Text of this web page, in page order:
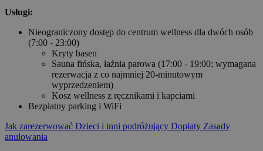
Usługi:
Nieograniczony dostęp do centrum wellness dla dwóch osób
(7:00 - 23:00)
Kryty basen
Sauna fińska, łaźnia parowa (17:00 - 19:00; wymagana
rezerwacja z co najmniej 20-minutowym
wyprzedzeniem)
Kosz wellness z ręcznikami i kapciami
Bezpłatny parking i WiFi
Jak zarezerwować Dzieci i inni podróżujący Dopłaty Zasady
anulowania